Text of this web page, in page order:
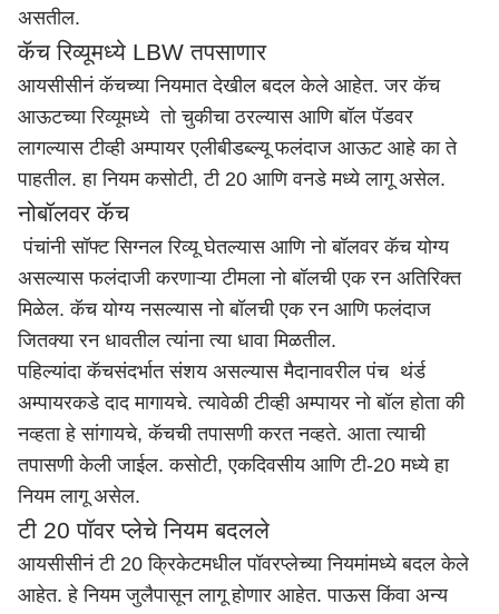
असतील.
कॅच रिव्यूमध्ये LBW तपसाणार
आयसीसीनं कॅचच्या नियमात देखील बदल केले आहेत. जर कॅच
आऊटच्या रिव्यूमध्ये तो चुकीचा ठरल्यास आणि बॉल पॅडवर
लागल्यास टीव्ही अम्पायर एलीबीडब्ल्यू फलंदाज आऊट आहे का ते
पाहतील. हा नियम कसोटी, टी 20 आणि वनडे मध्ये लागू असेल.
नोबॉलवर कॅच
पंचांनी सॉफ्ट सिग्नल रिव्यू घेतल्यास आणि नो बॉलवर कॅच योग्य
असल्यास फलंदाजी करणाऱ्या टीमला नो बॉलची एक रन अतिरिक्त
मिळेल. कॅच योग्य नसल्यास नो बॉलची एक रन आणि फलंदाज
जितक्या रन धावतील त्यांना त्या धावा मिळतील.
पहिल्यांदा कॅचसंदर्भात संशय असल्यास मैदानावरील पंच थंर्ड
अम्पायरकडे दाद मागायचे. त्यावेळी टीव्ही अम्पायर नो बॉल होता की
नव्हता हे सांगायचे, कॅचची तपासणी करत नव्हते. आता त्याची
तपासणी केली जाईल. कसोटी, एकदिवसीय आणि टी-20 मध्ये हा
नियम लागू असेल.
टी 20 पॉवर प्लेचे नियम बदलले
आयसीसीनं टी 20 क्रिकेटमधील पॉवरप्लेच्या नियमांमध्ये बदल केले
आहेत. हे नियम जुलैपासून लागू होणार आहेत. पाऊस किंवा अन्य